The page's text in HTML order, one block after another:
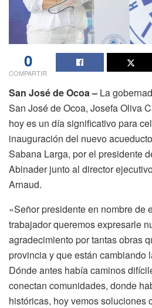
0
COMPARTIR
San José de Ocoa – La
San José de Ocoa, Josefa Oliva
hoy es un día significativo para
inauguración del nuevo
Sabana Larga, por el presidente
Abinader junto al director
Arnaud.
«Señor presidente en nombre de
trabajador queremos expresarle
agradecimiento por tantas obras
provincia y que están cambiando
Dónde antes había caminos
conectan comunidades, donde
históricas, hoy vemos soluciones